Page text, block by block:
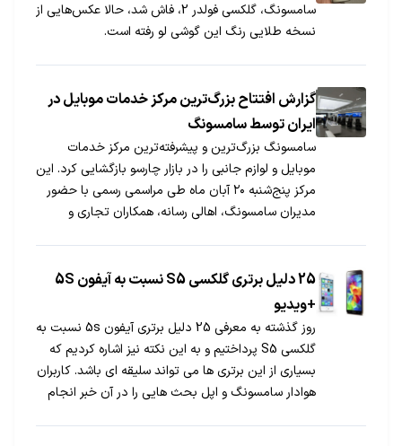
سامسونگ، گلکسی فولدر 2، فاش شد، حالا عکس‌هایی از
نسخه طلایی رنگ این گوشی لو رفته است.
گزارش افتتاح بزرگ‌ترین مرکز خدمات موبایل در
ایران توسط سامسونگ
سامسونگ بزرگ‌ترین و پیشرفته‌ترین مرکز خدمات
موبایل و لوازم جانبی را در بازار چارسو بازگشایی کرد. این
مرکز پنج‌شنبه ۲۰ آبان ماه طی مراسمی رسمی با حضور
مدیران سامسونگ، اهالی رسانه، همکاران تجاری و
25 دلیل برتری گلکسی S5 نسبت به آیفون 5S
+ویدیو
روز گذشته به معرفی 25 دلیل برتری آیفون 5s نسبت به
گلکسی S5 پرداختیم و به این نکته نیز اشاره کردیم که
بسیاری از این برتری ها می تواند سلیقه ای باشد. کاربران
هوادار سامسونگ و اپل بحث هایی را در آن خبر انجام